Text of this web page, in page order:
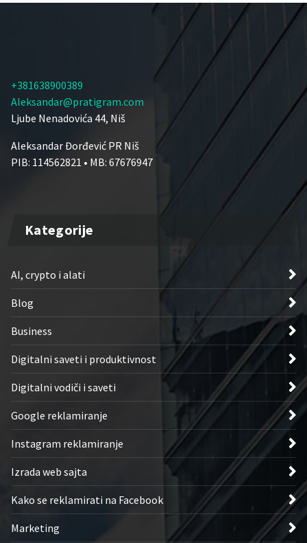
+381638900389
Aleksandar@pratigram.com
Ljube Nenadovića 44, Niš
Aleksandar Đorđević PR Niš
PIB: 114562821 • MB: 67676947
Kategorije
AI, crypto i alati
Blog
Business
Digitalni saveti i produktivnost
Digitalni vodiči i saveti
Google reklamiranje
Instagram reklamiranje
Izrada web sajta
Kako se reklamirati na Facebook
Marketing